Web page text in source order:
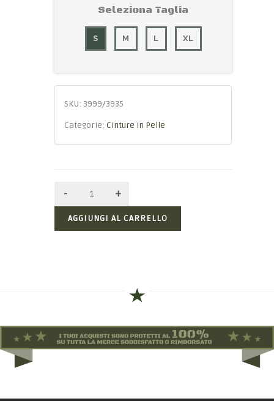
Seleziona Taglia
S M L XL
SKU: 3999/3935
Categorie: Cinture in Pelle
AGGIUNGI AL CARRELLO